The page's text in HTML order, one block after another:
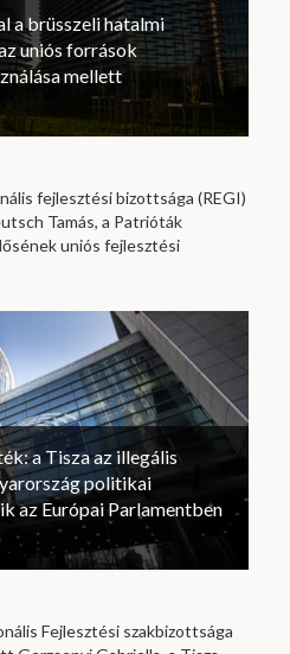
a brüsszeli hatalmi
uniós források
mellett
fejlesztési bizottsága (REGI)
Tamás, a Patrióták
uniós fejlesztési
a Tisza az illegális
politikai
az Európai Parlamentben
Fejlesztési szakbizottsága